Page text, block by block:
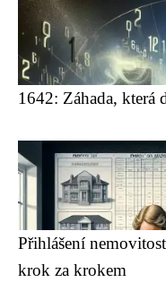
1642: Záhada, která
Přihlášení
krok za krokem